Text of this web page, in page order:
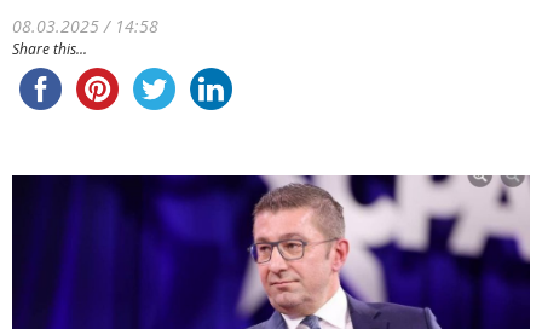
08.03.2025 / 14:58
Share this...